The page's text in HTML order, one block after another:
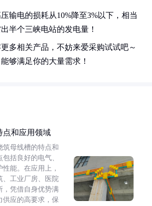
输电的损耗从10%降至3%以下，相当
半个三峡电站的发电量！
多相关产品，不妨来爱采购试试吧～
够满足你的大量需求！
点和应用领域
筑母线槽的特点和
括良好的电气、
能。在应用上，
、工业厂房、医院
，凭借自身优势满
供应的高要求，保